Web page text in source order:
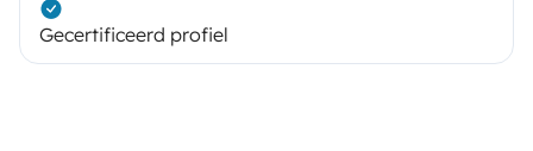
Gecertificeerd profiel